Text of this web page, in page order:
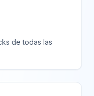
de todas las